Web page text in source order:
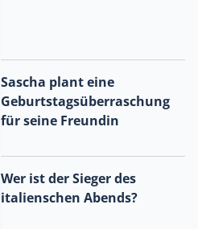
Sascha plant eine
Geburtstagsüberraschung
für seine Freundin
Wer ist der Sieger des
italienschen Abends?